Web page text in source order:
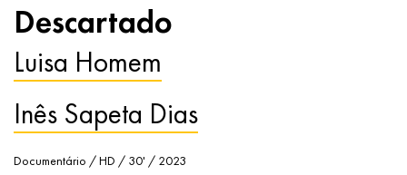
Descartado
Luisa Homem
Inês Sapeta Dias
Documentário / HD / 30' / 2023